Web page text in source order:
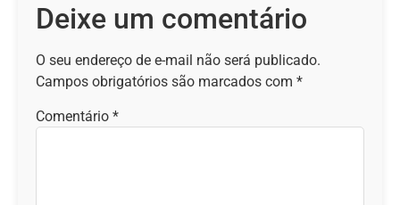
Deixe um comentário
O seu endereço de e-mail não será publicado.
Campos obrigatórios são marcados com *
Comentário *